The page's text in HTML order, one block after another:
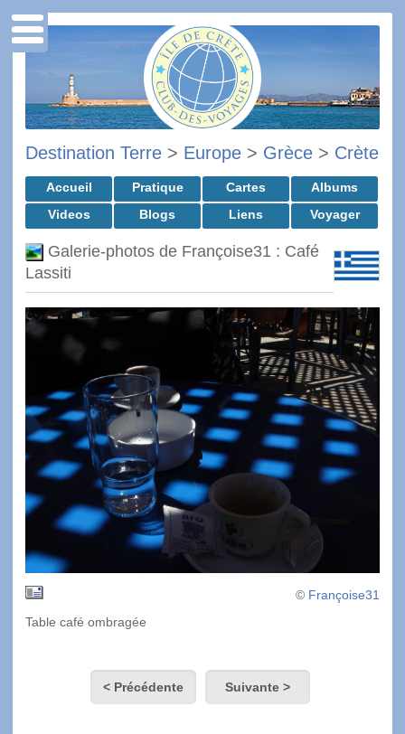
Destination Terre > Europe > Grèce > Crète
Accueil Pratique Cartes
Albums
Videos
Blogs Liens Voyager
Galerie-photos de Françoise31 : Café
Lassiti
© Françoise31
Table café ombragée
< Précédente Suivante >